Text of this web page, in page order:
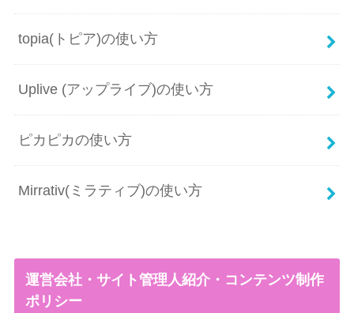
topia(トピア)の使い方
Uplive (アップライブ)の使い方
ピカピカの使い方
Mirrativ(ミラティブ)の使い方
運営会社・サイト管理人紹介・コンテンツ制作
ポリシー